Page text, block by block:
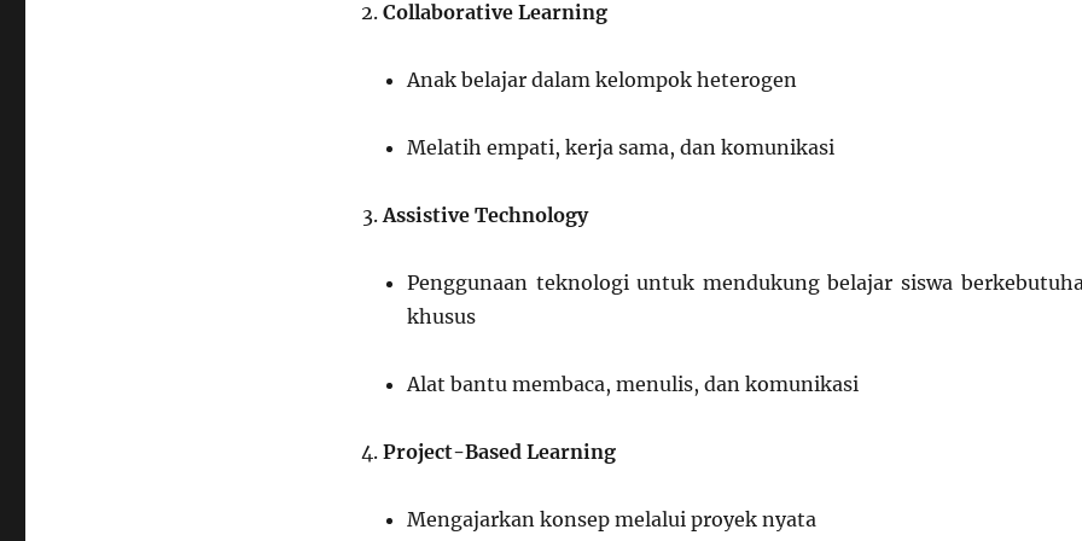
Collaborative Learning
Anak belajar dalam kelompok heterogen
Melatih empati, kerja sama, dan komunikasi
Assistive Technology
Penggunaan teknologi untuk mendukung belajar siswa
khusus
Alat bantu membaca, menulis, dan komunikasi
Project-Based Learning
Mengajarkan konsep melalui proyek nyata